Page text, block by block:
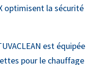
optimisent la sécurité
est équipée
pour le chauffage